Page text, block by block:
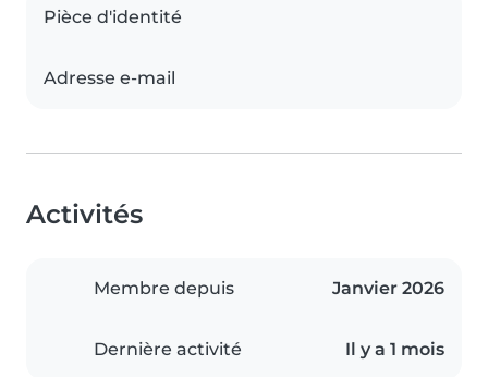
Pièce d'identité
Adresse e-mail
Activités
Membre depuis Janvier 2026
Dernière activité Il y a 1 mois